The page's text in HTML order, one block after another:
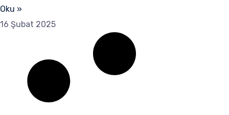
Oku »
16 Şubat 2025